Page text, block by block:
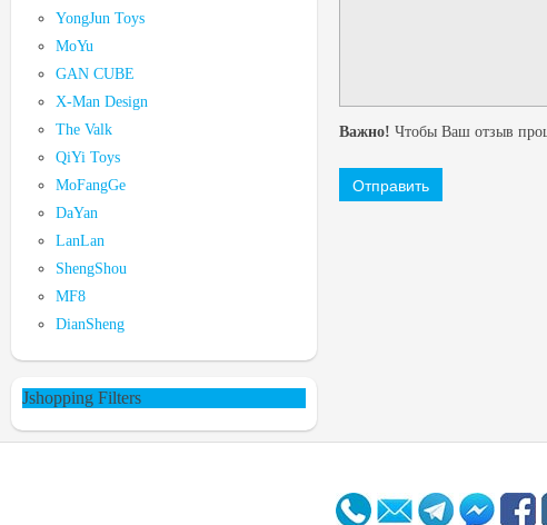
YongJun Toys
MoYu
GAN CUBE
X-Man Design
The Valk
QiYi Toys
MoFangGe
DaYan
LanLan
ShengShou
MF8
DianSheng
Jshopping Filters
Важно! Чтобы Ваш отзыв